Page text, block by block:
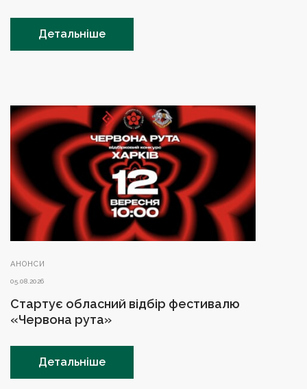
Детальніше
АНОНСИ
05.08.2026
Стартує обласний відбір фестивалю
«Червона рута»
Детальніше